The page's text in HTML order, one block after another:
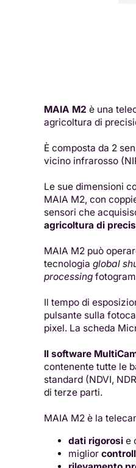
MAIA M2 è una
agricoltura di
È composta da 2
vicino infrarosso
Le sue dimensioni
MAIA M2, con
sensori che
agricoltura di
MAIA M2 può
tecnologia global
processing
Il tempo di
pulsante sulla
pixel. La scheda
Il software
contenente tutte le
standard (NDVI,
di terze parti.
MAIA M2 è la
dati rigorosi e
miglior